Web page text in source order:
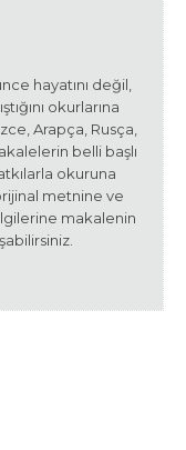
hayatını değil,
okurlarına
Arapça, Rusça,
belli başlı
okuruna
metnine ve
makalenin